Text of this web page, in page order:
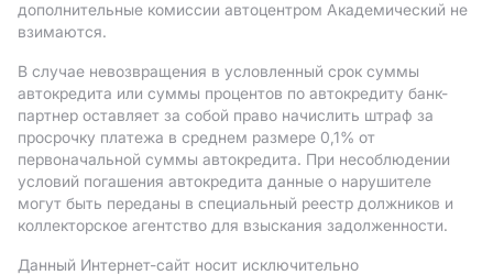
дополнительные комиссии автоцентром Академический не
взимаются.
В случае невозвращения в условленный срок суммы
автокредита или суммы процентов по автокредиту банк-
партнер оставляет за собой право начислить штраф за
просрочку платежа в среднем размере 0,1% от
первоначальной суммы автокредита. При несоблюдении
условий погашения автокредита данные о нарушителе
могут быть переданы в специальный реестр должников и
коллекторское агентство для взыскания задолженности.
Данный Интернет-сайт носит исключительно